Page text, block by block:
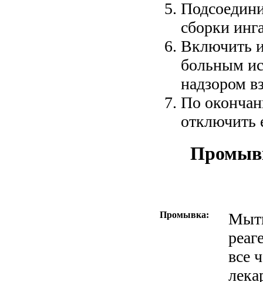
Подсоединить
сборки
Включить
больным
надзором
По окончании
отключить
Промывка:
реагента для
все